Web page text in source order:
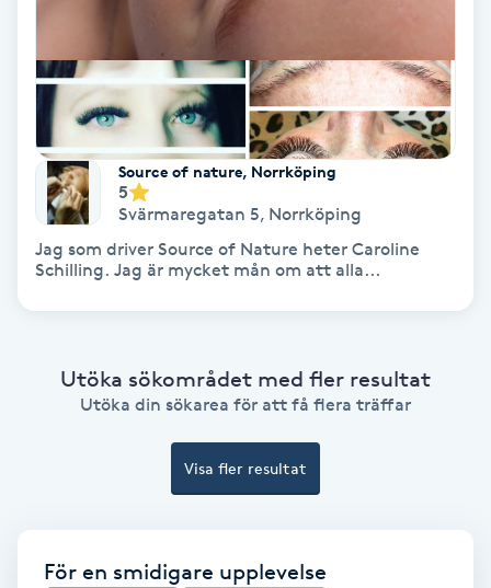
Reikihealing
Reiki massage
Restorative Yoga
Rosacea
Ryggmassage
Source of nature, Norrköping
5
Svärmaregatan 5, Norrköping
Jag som driver Source of Nature heter Caroline
Schilling. Jag är mycket mån om att alla...
Utöka sökområdet med fler resultat
Utöka din sökarea för att få flera träffar
Visa fler resultat
För en smidigare upplevelse